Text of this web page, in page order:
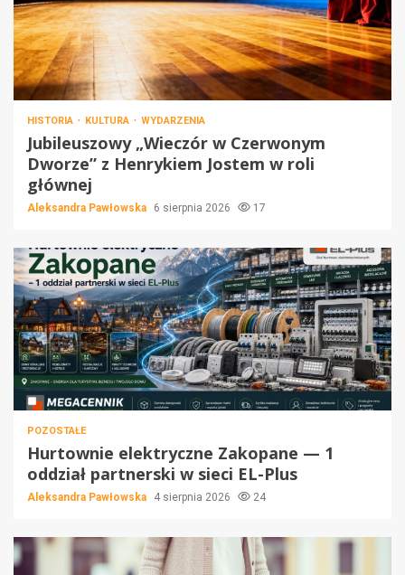
HISTORIA KULTURA WYDARZENIA
Jubileuszowy „Wieczór w Czerwonym
Dworze” z Henrykiem Jostem w roli
głównej
Aleksandra Pawłowska 6 sierpnia 2026 17
POZOSTAŁE
Hurtownie elektryczne Zakopane — 1
oddział partnerski w sieci EL-Plus
Aleksandra Pawłowska 4 sierpnia 2026 24